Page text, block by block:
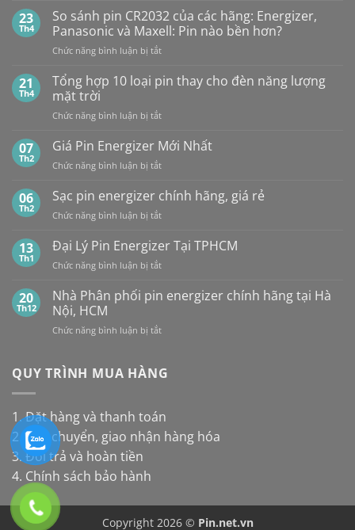
Vỉ
10
Viên
PHÂN
PHỐI,
ĐẠI
LÝ
SỈ
TẠI
NỘI
TÍN,
CHIẾT
CAO,
HÀNG
CHÍNH
23
Th4
So sánh pin CR2032 của các hãng: Energizer,
Panasonic và Maxell: Pin nào bền hơn?
Chức năng bình luận bị tắtở
sánh
của
hãng:
Panasonic
Maxell:
Pin
bền
hơn?
21
Th4
Tổng hợp 10 loại pin thay cho đèn năng lượng
mặt trời
Chức năng bình luận bị tắtở
hợp
loại
thay
đèn
lượng
mặt
07
Th2
Giá Pin Energizer Mới Nhất
Chức năng bình luận bị tắtở
Pin
Mới
06
Th2
Sạc pin energizer chính hãng, giá rẻ
Chức năng bình luận bị tắtở
pin
energizer
chính
giá
13
Th1
Đại Lý Pin Energizer Tại TPHCM
Chức năng bình luận bị tắtở
Lý
Tại
20
Th12
Nhà Phân phối pin energizer chính hãng tại Hà
Nội, HCM
Chức năng bình luận bị tắtở
phối
hãng
tại
QUY TRÌNH MUA HÀNG
1. Đặt hàng và thanh toán
2. Vận chuyển, giao nhận hàng hóa
3. Đổi trả và hoàn tiền
4. Chính sách bảo hành
Copyright 2026 © Pin.net.vn